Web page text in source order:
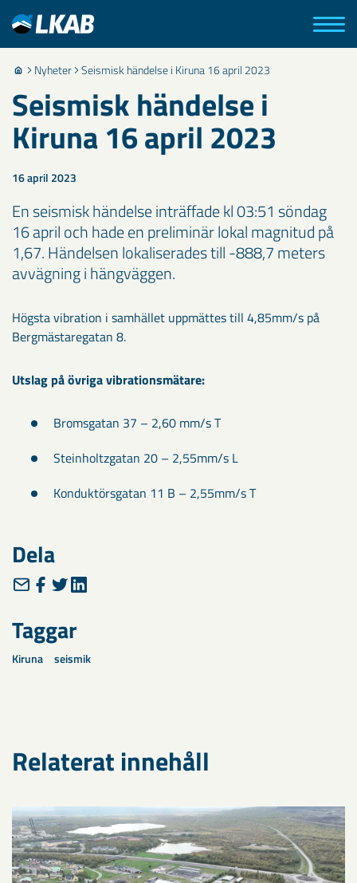
Nyheter Seismisk händelse i Kiruna 16 april 2023
Seismisk händelse i
Kiruna 16 april 2023
16 april 2023
En seismisk händelse inträffade kl 03:51 söndag
16 april och hade en preliminär lokal magnitud på
1,67. Händelsen lokaliserades till -888,7 meters
avvägning i hängväggen.
Högsta vibration i samhället uppmättes till 4,85mm/s på
Bergmästaregatan 8.
Utslag på övriga vibrationsmätare:
Bromsgatan 37 – 2,60 mm/s T
Steinholtzgatan 20 – 2,55mm/s L
Konduktörsgatan 11 B – 2,55mm/s T
Dela
Taggar
Kiruna seismik
Relaterat innehåll